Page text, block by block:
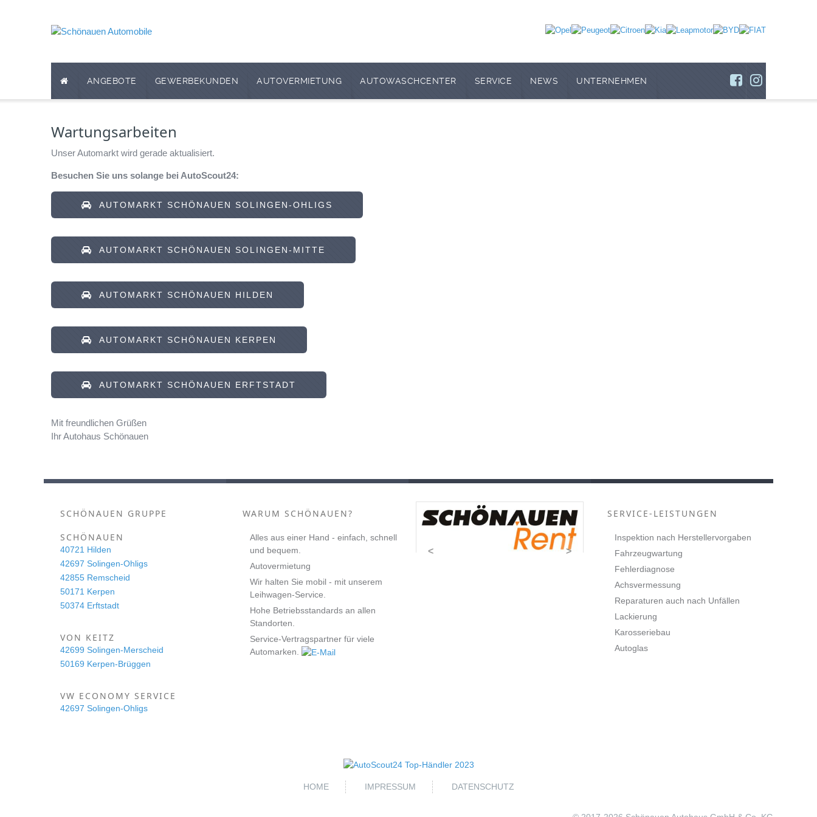
ANGEBOTE GEWERBEKUNDEN AUTOVERMIETUNG AUTOWASCHCENTER SERVICE NEWS UNTERNEHMEN
Wartungsarbeiten
Unser Automarkt wird gerade aktualisiert.
Besuchen Sie uns solange bei AutoScout24:
AUTOMARKT SCHÖNAUEN SOLINGEN-OHLIGS
AUTOMARKT SCHÖNAUEN SOLINGEN-MITTE
AUTOMARKT SCHÖNAUEN HILDEN
AUTOMARKT SCHÖNAUEN KERPEN
AUTOMARKT SCHÖNAUEN ERFTSTADT
Mit freundlichen Grüßen
Ihr Autohaus Schönauen
SCHÖNAUEN GRUPPE
SCHÖNAUEN
40721 Hilden
42697 Solingen-Ohligs
42855 Remscheid
50171 Kerpen
50374 Erftstadt
VON KEITZ
42699 Solingen-Merscheid
50169 Kerpen-Brüggen
VW ECONOMY SERVICE
42697 Solingen-Ohligs
WARUM SCHÖNAUEN?
Alles aus einer Hand - einfach, schnell
und bequem.
Autovermietung
Wir halten Sie mobil - mit unserem
Leihwagen-Service.
Hohe Betriebsstandards an allen
Standorten.
Service-Vertragspartner für viele
Automarken.
< >
SERVICE-LEISTUNGEN
Inspektion nach Herstellervorgaben
Fahrzeugwartung
Fehlerdiagnose
Achsvermessung
Reparaturen auch nach Unfällen
Lackierung
Karosseriebau
Autoglas
HOME IMPRESSUM DATENSCHUTZ